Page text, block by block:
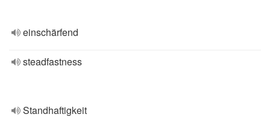
einschärfend
steadfastness
Standhaftigkeit